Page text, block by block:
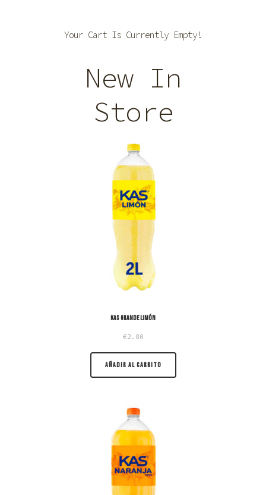
Your Cart Is Currently Empty!
New In
Store
Kas grande Limón
€2.80
AÑADIR AL CARRITO